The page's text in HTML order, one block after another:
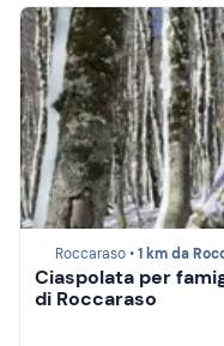
Roccaraso •1 km da
Ciaspolata per
di Roccaraso